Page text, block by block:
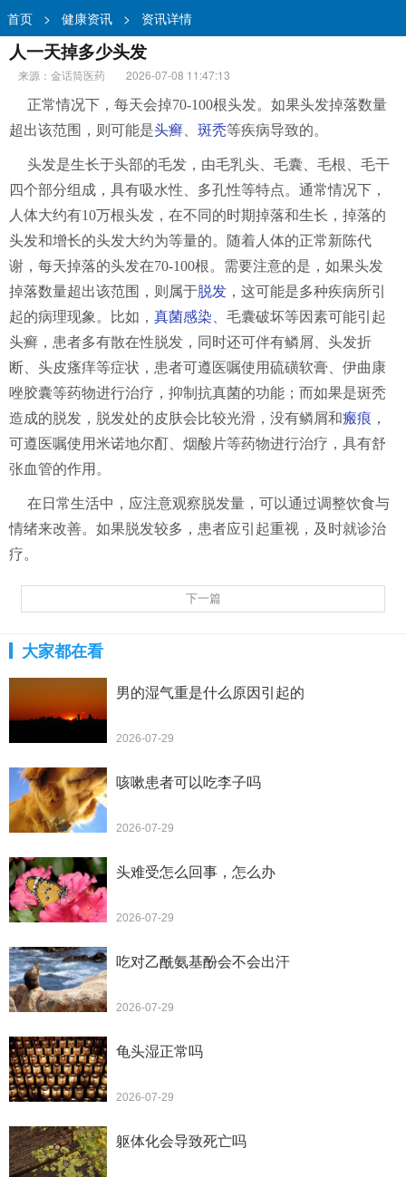
首页 > 健康资讯 > 资讯详情
人一天掉多少头发
来源：金话筒医药
2026-07-08 11:47:13
正常情况下，每天会掉70-100根头发。如果头发掉落数量
超出该范围，则可能是头癣 斑秃等疾病导致的。
头发是生长于头部的毛发，由毛乳头、毛囊、毛根、毛干
四个部分组成，具有吸水性、多孔性等特点。通常情况下，
人体大约有10万根头发，在不同的时期掉落和生长，掉落的
头发和增长的头发大约为等量的。随着人体的正常新陈代
谢，每天掉落的头发在70-100根。需要注意的是，如果头发
掉落数量超出该范围，则属于脱发 ，这可能是多种疾病所引
起的病理现象。比如， 真菌感染 、毛囊破坏等因素可能引起
头癣，患者多有散在性脱发，同时还可伴有鳞屑、头发折
断、头皮瘙痒等症状，患者可遵医嘱使用硫磺软膏、伊曲康
唑胶囊等药物进行治疗，抑制抗真菌的功能；而如果是斑秃
造成的脱发，脱发处的皮肤会比较光滑，没有鳞屑和瘢痕 ，
可遵医嘱使用米诺地尔酊、烟酸片等药物进行治疗，具有舒
张血管的作用。
在日常生活中，应注意观察脱发量，可以通过调整饮食与
情绪来改善。如果脱发较多，患者应引起重视，及时就诊治
疗。
下一篇
大家都在看
男的湿气重是什么原因引起的
2026-07-29
咳嗽患者可以吃李子吗
2026-07-29
头难受怎么回事，怎么办
2026-07-29
吃对乙酰氨基酚会不会出汗
2026-07-29
龟头湿正常吗
2026-07-29
躯体化会导致死亡吗